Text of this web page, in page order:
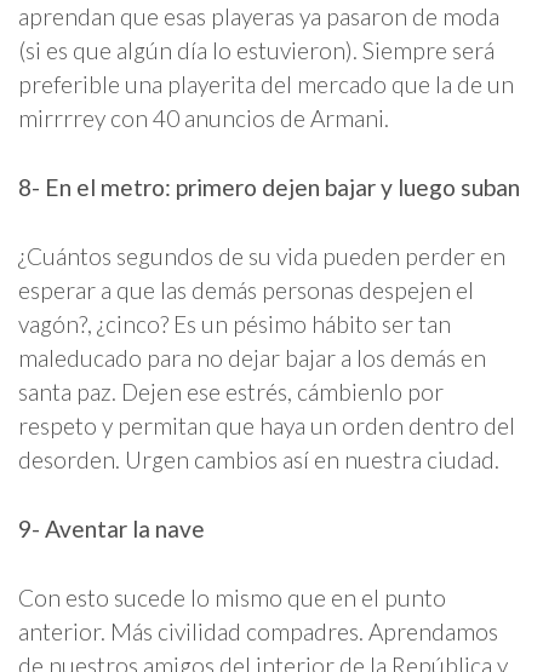
aprendan que esas playeras ya pasaron de moda
(si es que algún día lo estuvieron). Siempre será
preferible una playerita del mercado que la de un
mirrrrey con 40 anuncios de Armani.
8- En el metro: primero dejen bajar y luego suban
¿Cuántos segundos de su vida pueden perder en
esperar a que las demás personas despejen el
vagón?, ¿cinco? Es un pésimo hábito ser tan
maleducado para no dejar bajar a los demás en
santa paz. Dejen ese estrés, cámbienlo por
respeto y permitan que haya un orden dentro del
desorden. Urgen cambios así en nuestra ciudad.
9- Aventar la nave
Con esto sucede lo mismo que en el punto
anterior. Más civilidad compadres. Aprendamos
de nuestros amigos del interior de la República y